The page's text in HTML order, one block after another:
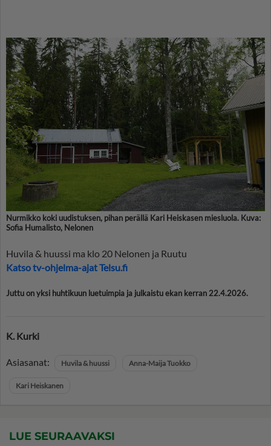
Nurmikko koki uudistuksen, pihan perällä Kari Heiskasen miesluola. Kuva:
Sofia Humalisto, Nelonen
Huvila & huussi ma klo 20 Nelonen ja Ruutu
Katso tv-ohjelma-ajat Telsu.fi
Juttu on yksi huhtikuun luetuimpia ja julkaistu ekan kerran 22.4.2026.
K. Kurki
Asiasanat: Huvila & huussi Anna-Maija Tuokko
Kari Heiskanen
LUE SEURAAVAKSI